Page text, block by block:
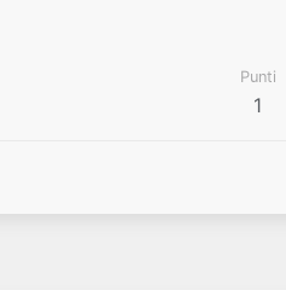
Punti
1